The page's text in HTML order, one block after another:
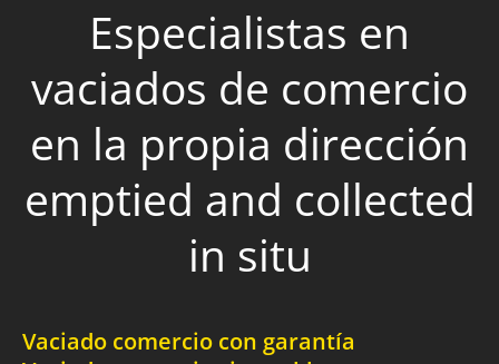
Especialistas en
vaciados de comercio
en la propia dirección
emptied and collected
in situ
Vaciado comercio con garantía